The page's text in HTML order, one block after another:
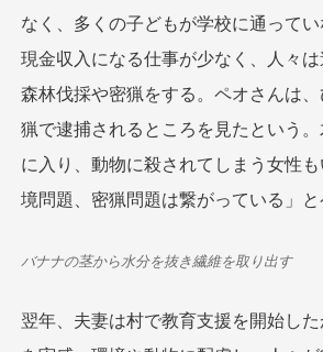
なく、多くの子どもが学校に通って
現金収入になる仕事が少なく、人々
森林伐採や密猟をする。ペオさんは
猟で逮捕されるところを見たという
に入り、動物に殺されてしまう女性
境問題、密猟問題は繋がっている」と
バナナの茎から水分を抜き繊維を取り出す
翌年、夫妻は村で教育支援を開始し